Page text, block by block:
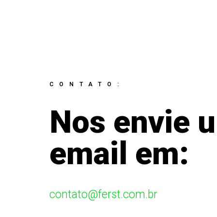
CONTATO:
Nos envie
email em:
contato@ferst.com.br